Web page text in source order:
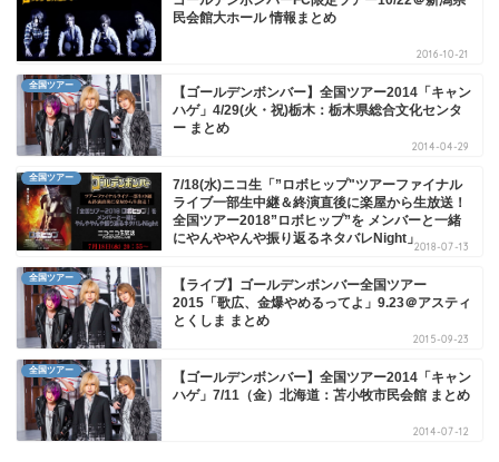
民会館大ホール 情報まとめ
2016-10-21
全国ツアー
【ゴールデンボンバー】全国ツアー2014「キャン
ハゲ」4/29(火・祝)栃木：栃木県総合文化センタ
ー まとめ
2014-04-29
全国ツアー
7/18(水)ニコ生「”ロボヒップ"ツアーファイナル
ライブ一部生中継＆終演直後に楽屋から生放送！
全国ツアー2018”ロボヒップ”を メンバーと一緒
にやんややんや振り返るネタバレNight」
2018-07-13
全国ツアー
【ライブ】ゴールデンボンバー全国ツアー
2015「歌広、金爆やめるってよ」9.23＠アスティ
とくしま まとめ
2015-09-23
全国ツアー
【ゴールデンボンバー】全国ツアー2014「キャン
ハゲ」7/11（金）北海道：苫小牧市民会館 まとめ
2014-07-12